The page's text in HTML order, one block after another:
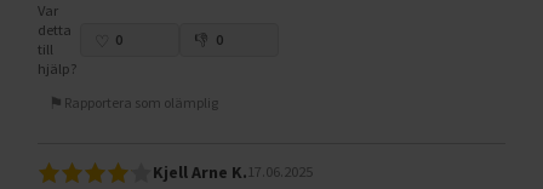
Var
detta
till
hjälp?
0 0
Rapportera som olämplig
Kjell Arne K. 17.06.2025